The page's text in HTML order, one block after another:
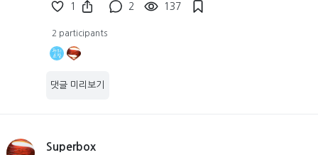
1 2 137
2 participants
댓글 미리보기
Superbox